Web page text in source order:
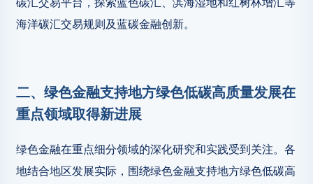
碳汇交易平台，探索蓝色碳汇、滨海湿地和红树林增汇等
海洋碳汇交易规则及蓝碳金融创新。
二、 绿色金融支持地方绿色低碳高质量发展在
重点领域取得新进展
绿色金融在重点细分领域的深化研究和实践受到关注。各
地结合地区发展实际，围绕绿色金融支持地方绿色低碳高